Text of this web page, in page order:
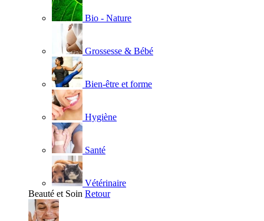
Bio - Nature
Grossesse & Bébé
Bien-être et forme
Hygiène
Santé
Vétérinaire
Beauté et Soin Retour